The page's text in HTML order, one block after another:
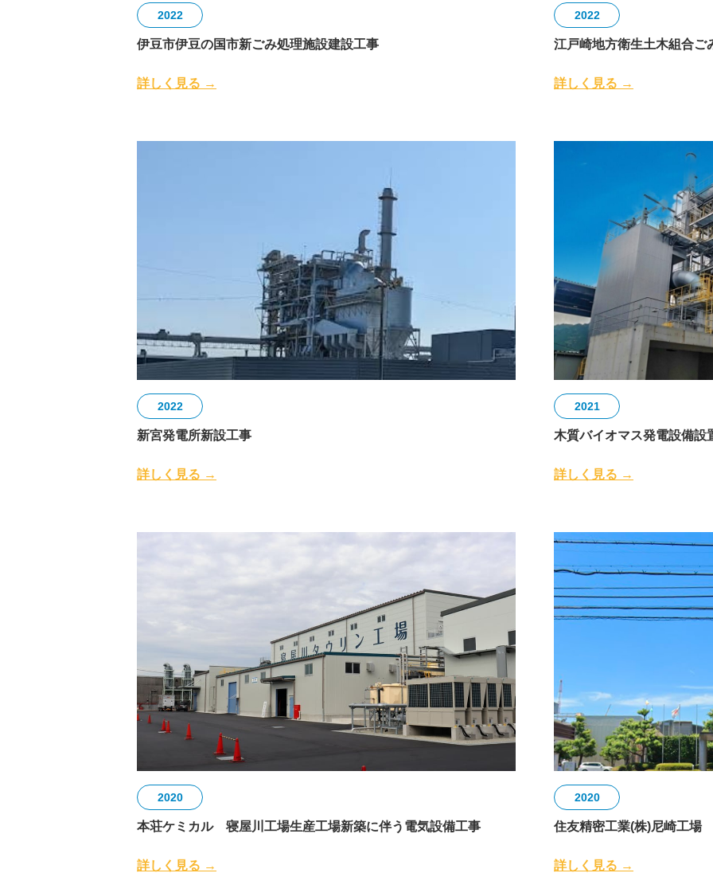
2022
伊豆市伊豆の国市新ごみ処理施設建設工事
詳しく見る →
2022
江戸崎地方衛生土木組合ご
詳しく見る →
2022
新宮発電所新設工事
詳しく見る →
2021
木質バイオマス発電設備設
詳しく見る →
2020
本荘ケミカル 寝屋川工場生産工場新築に伴う電気設備工事
詳しく見る →
2020
住友精密工業(株)尼崎工場
詳しく見る →